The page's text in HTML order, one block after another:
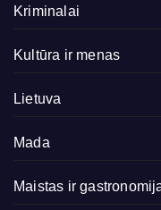
Kriminalai
Kultūra ir menas
Lietuva
Mada
Maistas ir